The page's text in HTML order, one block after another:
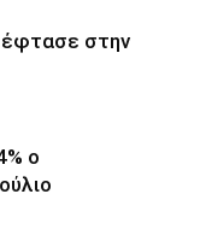
έφτασε στην
ο